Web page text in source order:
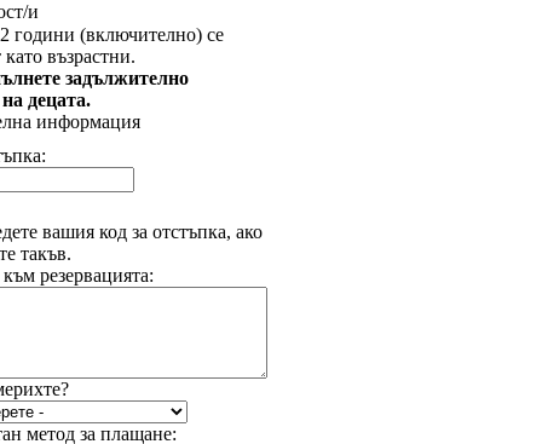
и
години (включително) се
като възрастни.
задължително
децата.
информация
вашия код за отстъпка, ако
такъв.
резервацията:
метод за плащане: